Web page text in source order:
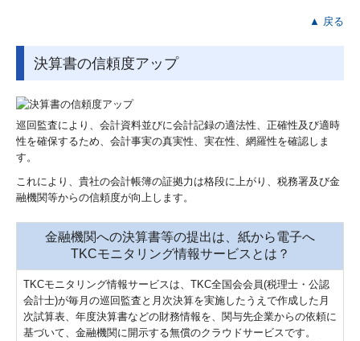
▲ 戻る
決算書の信頼度アップ
巡回監査により、会計資料並びに会計記録の適法性、正確性及び適時
性を確保するため、会計事実の真実性、実在性、網羅性を確認しま
す。
これにより、貴社の会計帳簿の証拠力は格段に上がり、税務署及び金
融機関等からの信頼度が向上します。
金融機関への決算書等の提出は、紙から電子へ
TKCモニタリング情報サービスとは？
TKCモニタリング情報サービスは、TKC全国会会員(税理士・公認
会計士)が毎月の巡回監査と月次決算を実施したうえで作成した月
次試算表、年度決算書などの財務情報を、関与先企業からの依頼に
基づいて、金融機関に開示する無償のクラウドサービスです。